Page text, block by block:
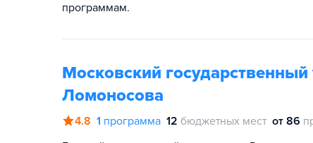
программам.
Московский
Ломоносова
4.8 1 программа 12 бюджетных мест от 86